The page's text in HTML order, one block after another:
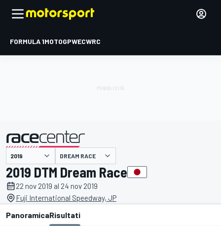
FORMULA 1MOTOGPWECWRC
presentato da DREAM RACE
2019 DTM Dream Race
22 nov 2019 al 24 nov 2019
Fuji International Speedway, JP
PanoramicaRisultati